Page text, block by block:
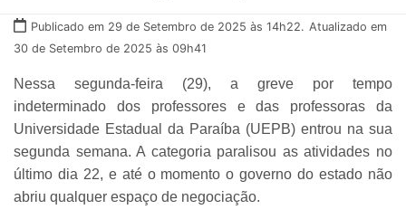
Publicado em 29 de Setembro de 2025 às 14h22. Atualizado em
30 de Setembro de 2025 às 09h41
Nessa segunda-feira (29), a greve por tempo
indeterminado dos professores e das professoras da
Universidade Estadual da Paraíba (UEPB) entrou na sua
segunda semana. A categoria paralisou as atividades no
último dia 22, e até o momento o governo do estado não
abriu qualquer espaço de negociação.